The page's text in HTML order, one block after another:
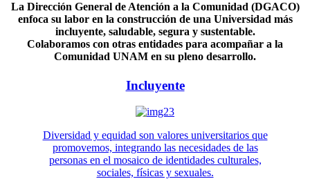
La Dirección General de Atención a la Comunidad (DGACO)
enfoca su labor en la construcción de una Universidad más
incluyente, saludable, segura y sustentable.
Colaboramos con otras entidades para acompañar a la
Comunidad UNAM en su pleno desarrollo.
Incluyente
Diversidad y equidad son valores universitarios que
promovemos, integrando las necesidades de las
personas en el mosaico de identidades culturales,
sociales, físicas y sexuales.